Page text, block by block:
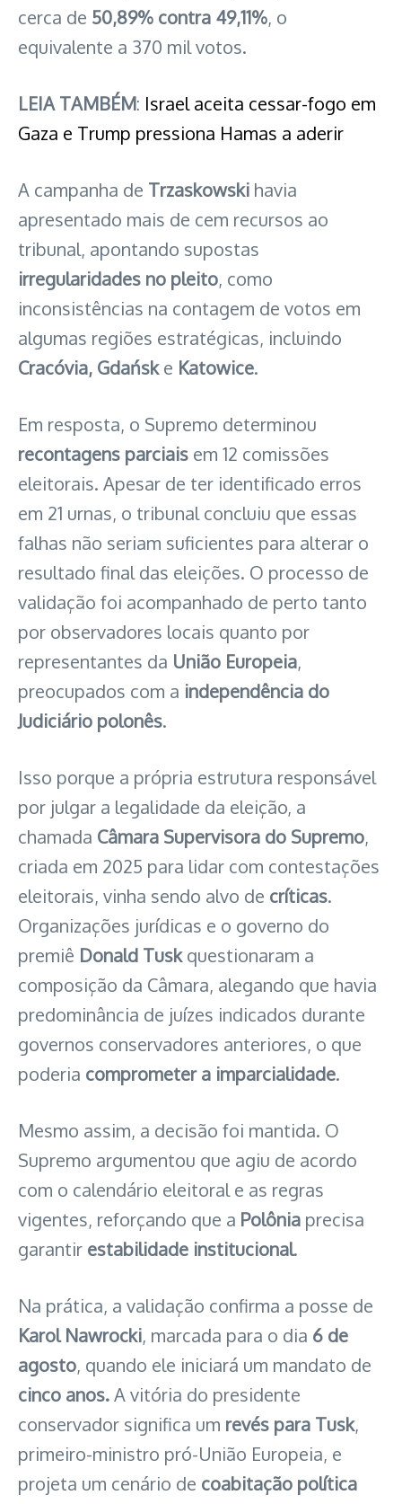
cerca de 50,89% contra 49,11%, o
equivalente a 370 mil votos.
LEIA TAMBÉM: Israel aceita cessar-fogo em
Gaza e Trump pressiona Hamas a aderir
A campanha de Trzaskowski havia
apresentado mais de cem recursos ao
tribunal, apontando supostas
irregularidades no pleito, como
inconsistências na contagem de votos em
algumas regiões estratégicas, incluindo
Cracóvia, Gdańske Katowice.
Em resposta, o Supremo determinou
recontagens parciais em 12 comissões
eleitorais. Apesar de ter identificado erros
em 21 urnas, o tribunal concluiu que essas
falhas não seriam suficientes para alterar o
resultado final das eleições. O processo de
validação foi acompanhado de perto tanto
por observadores locais quanto por
representantes da União Europeia,
preocupados com a independência do
Judiciário polonês.
Isso porque a própria estrutura responsável
por julgar a legalidade da eleição, a
chamada Câmara Supervisora do Supremo,
criada em 2025 para lidar com contestações
eleitorais, vinha sendo alvo de críticas.
Organizações jurídicas e o governo do
premiê Donald Tuskquestionaram a
composição da Câmara, alegando que havia
predominância de juízes indicados durante
governos conservadores anteriores, o que
poderia comprometer a imparcialidade.
Mesmo assim, a decisão foi mantida. O
Supremo argumentou que agiu de acordo
com o calendário eleitoral e as regras
vigentes, reforçando que a Polônia precisa
garantir estabilidade institucional.
Na prática, a validação confirma a posse de
Karol Nawrocki, marcada para o dia 6 de
agosto, quando ele iniciará um mandato de
cinco anos.A vitória do presidente
conservador significa um revés para Tusk,
primeiro-ministro pró-União Europeia, e
projeta um cenário de coabitação política